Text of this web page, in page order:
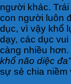
người khác.
con người luôn
dục, vì vậy khổ
dạy, các dục
càng nhiều
khổ não diệc đa”
sự sẻ chia niềm